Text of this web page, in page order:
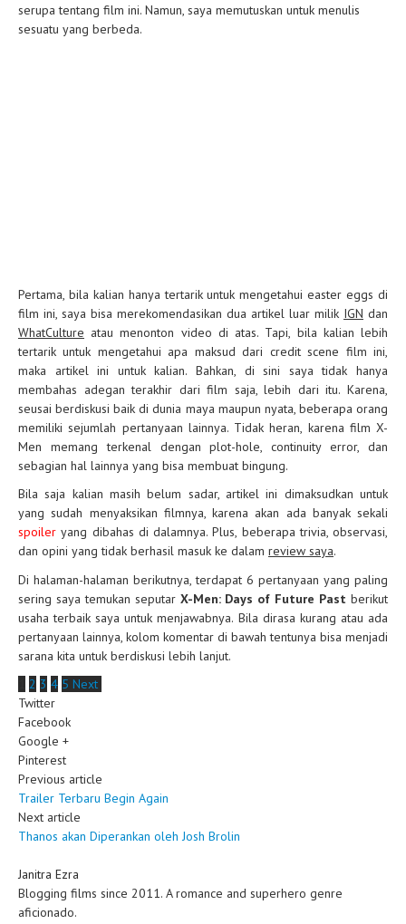
serupa tentang film ini. Namun, saya memutuskan untuk menulis
sesuatu yang berbeda.
Pertama, bila kalian hanya tertarik untuk mengetahui easter eggs di
film ini, saya bisa merekomendasikan dua artikel luar milik IGN dan
WhatCulture atau menonton video di atas. Tapi, bila kalian lebih
tertarik untuk mengetahui apa maksud dari credit scene film ini,
maka artikel ini untuk kalian. Bahkan, di sini saya tidak hanya
membahas adegan terakhir dari film saja, lebih dari itu. Karena,
seusai berdiskusi baik di dunia maya maupun nyata, beberapa orang
memiliki sejumlah pertanyaan lainnya. Tidak heran, karena film X-
Men memang terkenal dengan plot-hole, continuity error, dan
sebagian hal lainnya yang bisa membuat bingung.
Bila saja kalian masih belum sadar, artikel ini dimaksudkan untuk
yang sudah menyaksikan filmnya, karena akan ada banyak sekali
spoiler yang dibahas di dalamnya. Plus, beberapa trivia, observasi,
dan opini yang tidak berhasil masuk ke dalam review saya.
Di halaman-halaman berikutnya, terdapat 6 pertanyaan yang paling
sering saya temukan seputar X-Men: Days of Future Past berikut
usaha terbaik saya untuk menjawabnya. Bila dirasa kurang atau ada
pertanyaan lainnya, kolom komentar di bawah tentunya bisa menjadi
sarana kita untuk berdiskusi lebih lanjut.
2 3 4 5 Next
Twitter
Facebook
Google +
Pinterest
Previous article
Trailer Terbaru Begin Again
Next article
Thanos akan Diperankan oleh Josh Brolin
Janitra Ezra
Blogging films since 2011. A romance and superhero genre
aficionado.